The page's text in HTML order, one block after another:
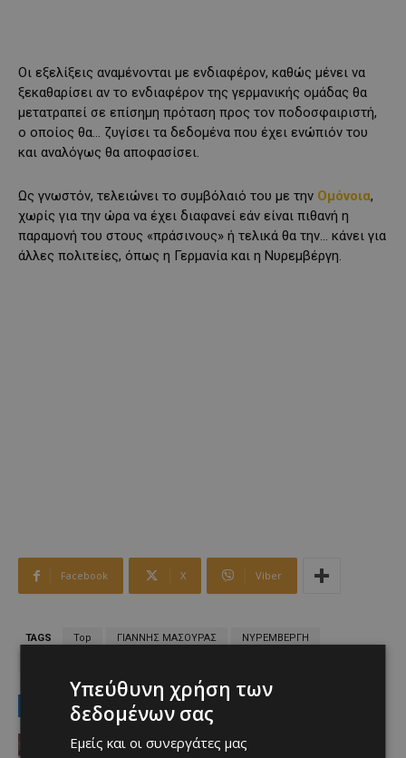
Οι εξελίξεις αναμένονται με ενδιαφέρον, καθώς μένει να
ξεκαθαρίσει αν το ενδιαφέρον της γερμανικής ομάδας θα
μετατραπεί σε επίσημη πρόταση προς τον ποδοσφαιριστή,
ο οποίος θα… ζυγίσει τα δεδομένα που έχει ενώπιόν του
και αναλόγως θα αποφασίσει.
Ως γνωστόν, τελειώνει το συμβόλαιό του με την Ομόνοια,
χωρίς για την ώρα να έχει διαφανεί εάν είναι πιθανή η
παραμονή του στους «πράσινους» ή τελικά θα την… κάνει για
άλλες πολιτείες, όπως η Γερμανία και η Νυρεμβέργη.
Facebook X Viber
TAGS Top ΓΙΑΝΝΗΣ ΜΑΣΟΥΡΑΣ ΝΥΡΕΜΒΕΡΓΗ
LATEST NEWS
Αθλητικά
Υπεύθυνη χρήση των
δεδομένων σας
Εμείς και οι συνεργάτες μας